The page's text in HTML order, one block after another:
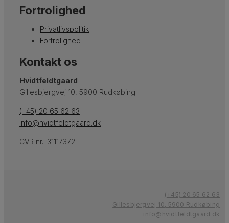
Fortrolighed
Privatlivspolitik
Fortrolighed
Kontakt os
Hvidtfeldtgaard
Gillesbjergvej 10, 5900 Rudkøbing
(+45) 20 65 62 63
info@hvidtfeldtgaard.dk
CVR nr.: 31117372
(+45) 20 65 62 63
Gillesbjergvej 10, 5900 Rudkøbing
info@hvidtfeldtgaard.dk